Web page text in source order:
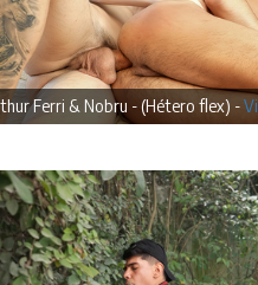
Ferri & Nobru - (Hétero flex) -